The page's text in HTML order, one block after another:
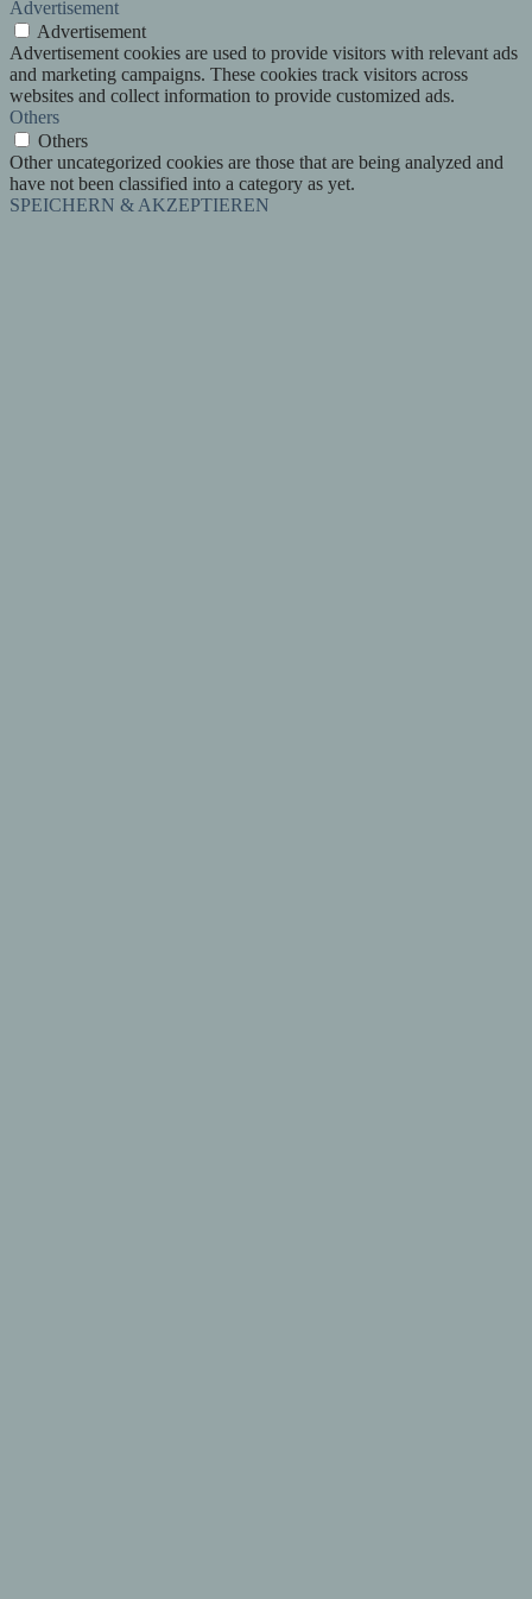
Advertisement
Advertisement
Advertisement cookies are used to provide visitors with relevant ads
and marketing campaigns. These cookies track visitors across
websites and collect information to provide customized ads.
Others
Others
Other uncategorized cookies are those that are being analyzed and
have not been classified into a category as yet.
SPEICHERN & AKZEPTIEREN